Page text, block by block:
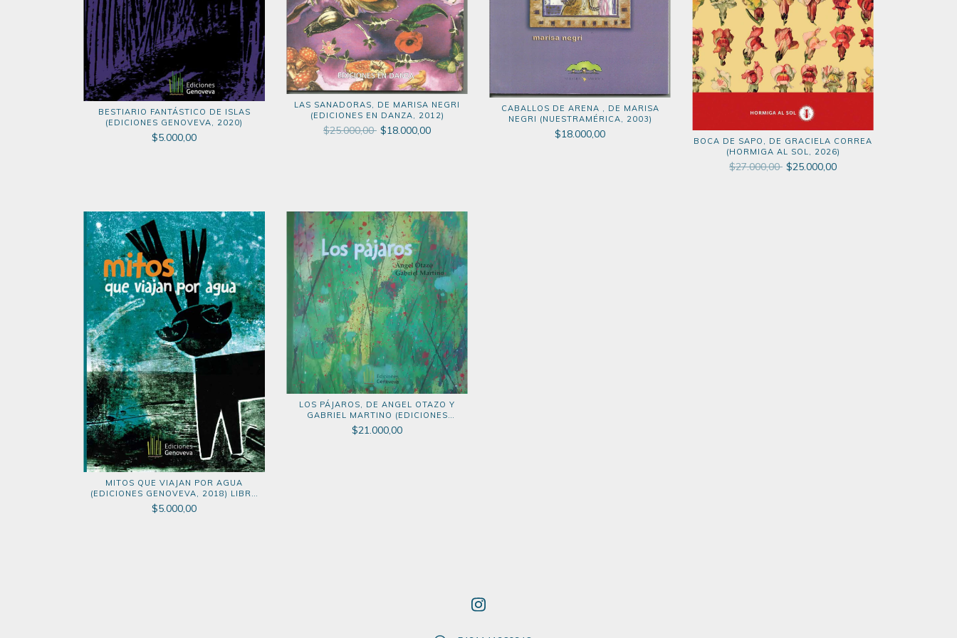
BESTIARIO FANTÁSTICO DE ISLAS
(EDICIONES GENOVEVA, 2020)
$5.000,00
LAS SANADORAS, DE MARISA NEGRI
(EDICIONES EN DANZA, 2012)
$25.000,00 $18.000,00
CABALLOS DE ARENA , DE MARISA
NEGRI (NUESTRAMÉRICA, 2003)
$18.000,00
BOCA DE SAPO, DE GRACIELA CORREA
(HORMIGA AL SOL, 2026)
$27.000,00 $25.000,00
MITOS QUE VIAJAN POR AGUA
(EDICIONES GENOVEVA, 2018) LIBRO
DIGITAL
$5.000,00
LOS PÁJAROS, DE ANGEL OTAZO Y
GABRIEL MARTINO (EDICIONES
GENOVEVA, 2019)
$21.000,00